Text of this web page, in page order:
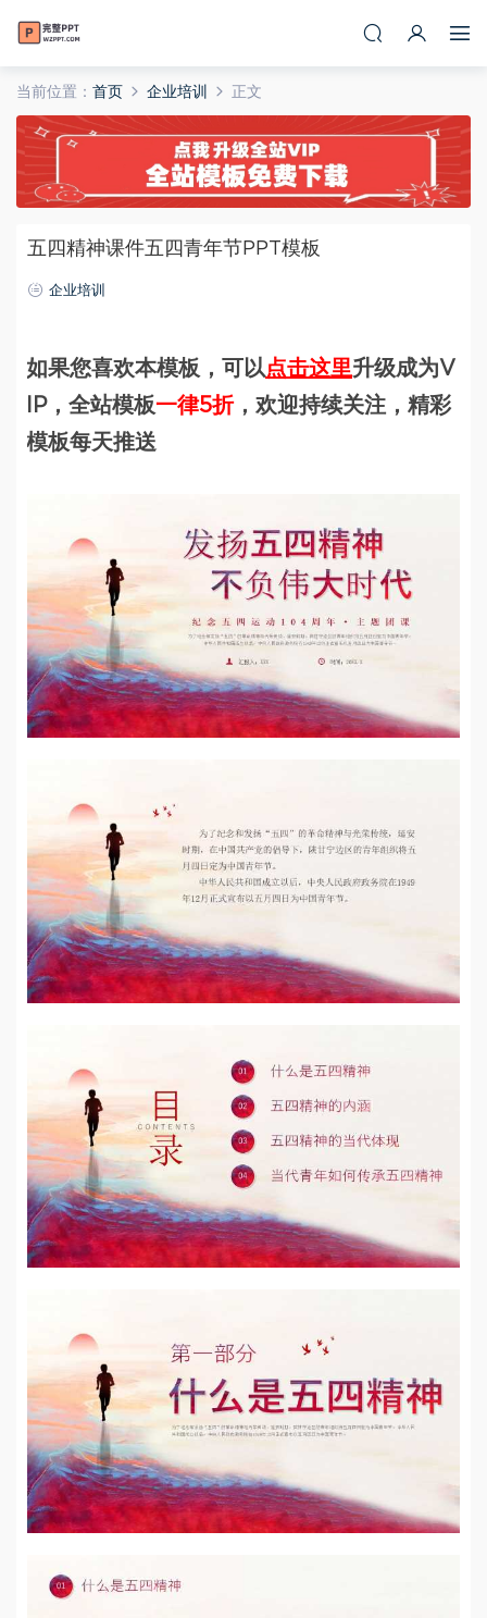
当前位置： 首页 企业培训 正文
五四精神课件五四青年节PPT模板
企业培训
如果您喜欢本模板，可以点击这里升级成为V
IP，全站模板一律5折，欢迎持续关注，精彩
模板每天推送